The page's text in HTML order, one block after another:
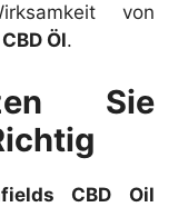
von
Öl.
Sie
CBD Oil